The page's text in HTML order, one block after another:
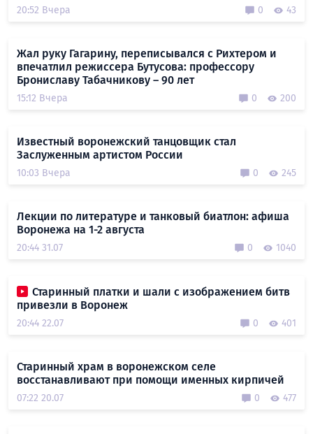
20:52 Вчера 0 43
Жал руку Гагарину, переписывался с Рихтером и
впечатлил режиссера Бутусова: профессору
Брониславу Табачникову – 90 лет
15:12 Вчера 0 200
Известный воронежский танцовщик стал
Заслуженным артистом России
10:03 Вчера 0 245
Лекции по литературе и танковый биатлон: афиша
Воронежа на 1-2 августа
20:44 31.07 0 1040
Старинный платки и шали с изображением битв
привезли в Воронеж
20:44 22.07 0 401
Старинный храм в воронежском селе
восстанавливают при помощи именных кирпичей
07:22 20.07 0 477